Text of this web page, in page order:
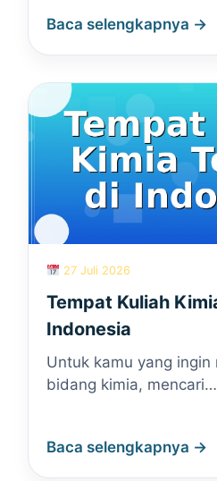
Baca selengkapnya →
27 Juli 2026
Tempat Kuliah
Indonesia
Untuk kamu yang ingin
bidang kimia,
Baca selengkapnya →